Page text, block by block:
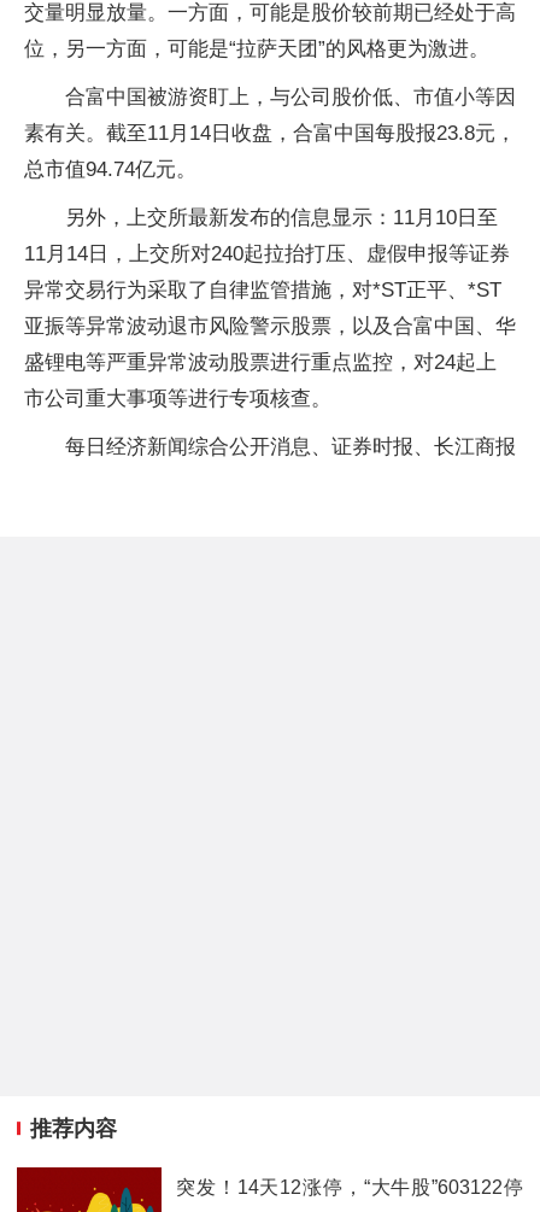
交量明显放量。一方面，可能是股价较前期已经处于高
位，另一方面，可能是“拉萨天团”的风格更为激进。
合富中国被游资盯上，与公司股价低、市值小等因
素有关。截至11月14日收盘，合富中国每股报23.8元，
总市值94.74亿元。
另外，上交所最新发布的信息显示：11月10日至
11月14日，上交所对240起拉抬打压、虚假申报等证券
异常交易行为采取了自律监管措施，对*ST正平、*ST
亚振等异常波动退市风险警示股票，以及合富中国、华
盛锂电等严重异常波动股票进行重点监控，对24起上
市公司重大事项等进行专项核查。
每日经济新闻综合公开消息、证券时报、长江商报
推荐内容
突发！14天12涨停，“大牛股”603122停